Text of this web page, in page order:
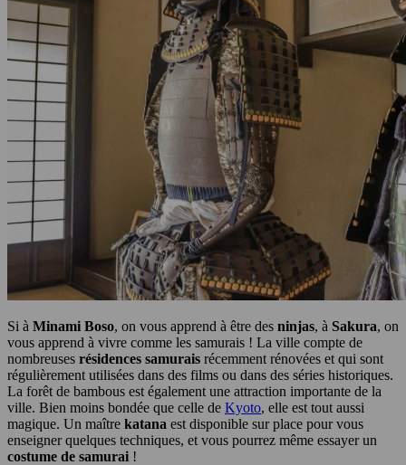
Si à Minami Boso, on vous apprend à être des ninjas, à Sakura, on
vous apprend à vivre comme les samurais ! La ville compte de
nombreuses résidences samurais récemment rénovées et qui sont
régulièrement utilisées dans des films ou dans des séries historiques.
La forêt de bambous est également une attraction importante de la
ville. Bien moins bondée que celle de Kyoto, elle est tout aussi
magique. Un maître katana est disponible sur place pour vous
enseigner quelques techniques, et vous pourrez même essayer un
costume de samurai !